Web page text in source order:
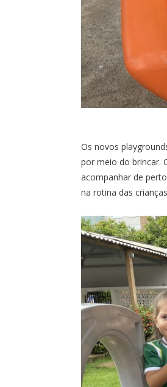
Os novos
por meio do brincar.
acompanhar de
na rotina das